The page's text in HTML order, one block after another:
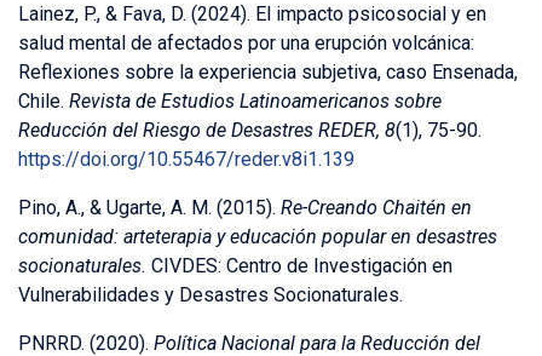
Lainez, P., & Fava, D. (2024). El impacto psicosocial y en
salud mental de afectados por una erupción volcánica:
Reflexiones sobre la experiencia subjetiva, caso Ensenada,
Chile. Revista de Estudios Latinoamericanos sobre
Reducción del Riesgo de Desastres REDER, 8(1), 75-90.
https://doi.org/10.55467/reder.v8i1.139
Pino, A., & Ugarte, A. M. (2015). Re-Creando Chaitén en
comunidad: arteterapia y educación popular en desastres
socionaturales. CIVDES: Centro de Investigación en
Vulnerabilidades y Desastres Socionaturales.
PNRRD. (2020). Política Nacional para la Reducción del